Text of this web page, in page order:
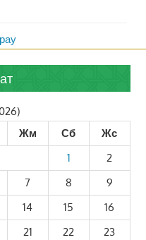
Жм Сб
Жс
1
2
7 8
9
14 15
16
21 22
23